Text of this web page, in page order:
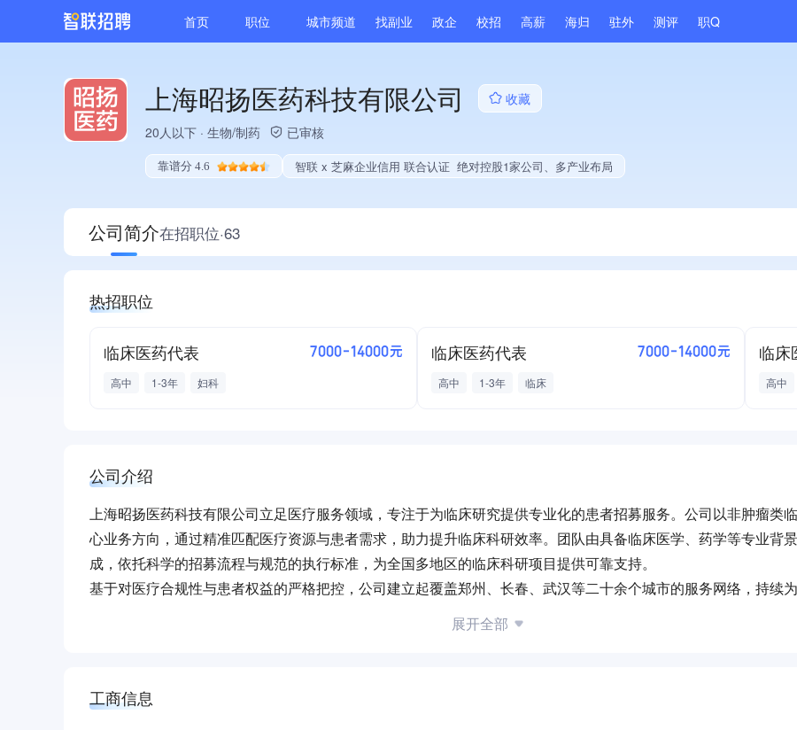
首页 职位 城市频道 找副业 政企 校招 高薪 海归 驻外 测评 职Q
上海昭扬医药科技有限公司
收藏
20人以下 · 生物/制药 已审核
靠谱分 4.6 智联 x 芝麻企业信用 联合认证 绝对控股1家公司、多产业布局
公司简介在招职位·63
热招职位
临床医药代表 7000-14000元
高中 1-3年 妇科
临床医药代表 7000-14000元
高中 1-3年 临床
临床
高中
公司介绍
上海昭扬医药科技有限公司立足医疗服务领域，专注于为临床研究提供专业化的患者招募服务。公司以非肿瘤类
心业务方向，通过精准匹配医疗资源与患者需求，助力提升临床科研效率。团队由具备临床医学、药学等专业背
成，依托科学的招募流程与规范的执行标准，为全国多地区的临床科研项目提供可靠支持。
基于对医疗合规性与患者权益的严格把控，公司建立起覆盖郑州、长春、武汉等二十余个城市的服务网络，持续
构输送优质患者资源。在实际操作中，团队成员凭借对医疗场景的深度理解及标准化服务能力，已形成涵盖患者筛
接等环节的成熟服务体系。未来将持续深化服务能力建设，致力于成为临床研究领域值得信赖的合作伙伴。
展开全部
工商信息